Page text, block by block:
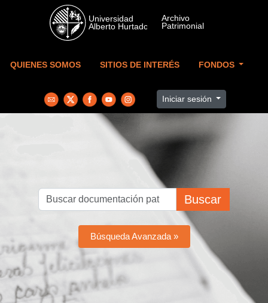
Skip to main content
QUIENES SOMOS SITIOS DE INTERÉS FONDOS
Iniciar sesión
Buscar
Búsqueda Avanzada »